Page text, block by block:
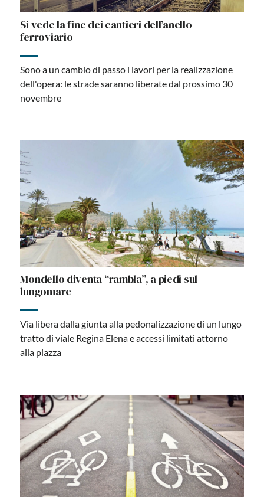
Si vede la fine dei cantieri dell’anello
ferroviario
Sono a un cambio di passo i lavori per la realizzazione
dell'opera: le strade saranno liberate dal prossimo 30
novembre
Mondello diventa “rambla”, a piedi sul
lungomare
Via libera dalla giunta alla pedonalizzazione di un lungo
tratto di viale Regina Elena e accessi limitati attorno
alla piazza